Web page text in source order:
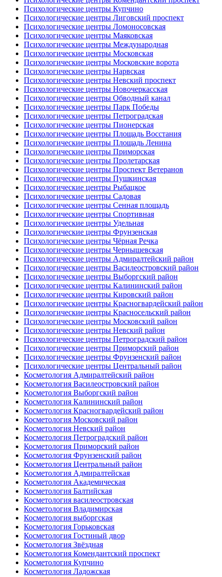
Психологические центры Купчино
Психологические центры Лиговский проспект
Психологические центры Ломоносовская
Психологические центры Маяковская
Психологические центры Международная
Психологические центры Московская
Психологические центры Московские ворота
Психологические центры Нарвская
Психологические центры Невский проспект
Психологические центры Новочеркасская
Психологические центры Обводный канал
Психологические центры Парк Победы
Психологические центры Петроградская
Психологические центры Пионерская
Психологические центры Площадь Восстания
Психологические центры Площадь Ленина
Психологические центры Приморская
Психологические центры Пролетарская
Психологические центры Проспект Ветеранов
Психологические центры Пушкинская
Психологические центры Рыбацкое
Психологические центры Садовая
Психологические центры Сенная площадь
Психологические центры Спортивная
Психологические центры Удельная
Психологические центры Фрунзенская
Психологические центры Чёрная Речка
Психологические центры Чернышевская
Психологические центры Адмиралтейский район
Психологические центры Василеостровский район
Психологические центры Выборгский район
Психологические центры Калининский район
Психологические центры Кировский район
Психологические центры Красногвардейский район
Психологические центры Красносельский район
Психологические центры Московский район
Психологические центры Невский район
Психологические центры Петроградский район
Психологические центры Приморский район
Психологические центры Фрунзенский район
Психологические центры Центральный район
Косметология Адмиралтейский район
Косметология Василеостровский район
Косметология Выборгский район
Косметология Калининский район
Косметология Красногвардейский район
Косметология Московский район
Косметология Невский район
Косметология Петроградский район
Косметология Приморский район
Косметология Фрунзенский район
Косметология Центральный район
Косметология Адмиралтейская
Косметология Академическая
Косметология Балтийская
Косметология василеостровская
Косметология Владимирская
Косметология выборгская
Косметология Горьковская
Косметология Гостиный двор
Косметология Звёздная
Косметология Комендантский проспект
Косметология Купчино
Косметология Ладожская